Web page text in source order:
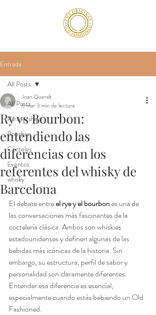
Entrada
All Posts
Partnerships
Bourbon
Cócteles
Eventos
whisky
All Posts
Ry vs Bourbon:
entendiendo las
diferencias con los
referentes del whisky de
Barcelona
Joan Queralt
6 mar3 min de lectura
El debate entre el rye y el bourbon es una de
las conversaciones más fascinantes de la
coctelería clásica. Ambos son whiskies
estadounidenses y definen algunas de las
bebidas más icónicas de la historia. Sin
embargo, su estructura, perfil de sabor y
personalidad son claramente diferentes.
Entender esa diferencia es esencial,
especialmente cuando estás bebiendo un Old
Fashioned.